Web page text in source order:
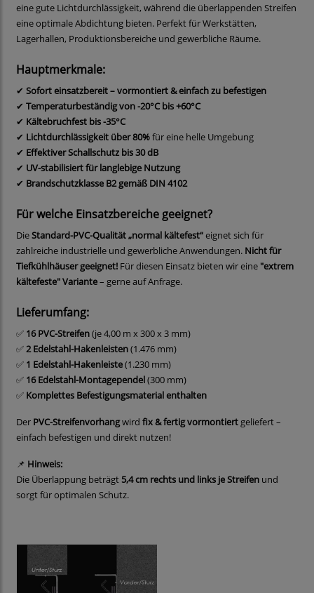
eine gute Lichtdurchlässigkeit, während die überlappenden Streifen
eine optimale Abdichtung bieten. Perfekt für Werkstätten,
Lagerhallen, Produktionsbereiche und gewerbliche Räume.
Hauptmerkmale:
✔ Sofort einsatzbereit – vormontiert & einfach zu befestigen
✔ Temperaturbeständig von -20°C bis +60°C
✔ Kältebruchfest bis -35°C
✔ Lichtdurchlässigkeit über 80%für eine helle Umgebung
✔ Effektiver Schallschutz bis 30 dB
✔ UV-stabilisiert für langlebige Nutzung
✔ Brandschutzklasse B2 gemäß DIN 4102
Für welche Einsatzbereiche geeignet?
DieStandard-PVC-Qualität „normal kältefest“eignet sich für
zahlreiche industrielle und gewerbliche Anwendungen. Nicht für
Tiefkühlhäuser geeignet! Für diesen Einsatz bieten wir eine "extrem
kältefeste" Variante– gerne auf Anfrage.
Lieferumfang:
✅ 16 PVC-Streifen(je 4,00 m x 300 x 3 mm)
✅2 Edelstahl-Hakenleisten(1.476 mm)
✅ 1 Edelstahl-Hakenleiste(1.230 mm)
✅ 16 Edelstahl-Montagependel(300 mm)
✅ Komplettes Befestigungsmaterial enthalten
Der PVC-Streifenvorhangwird fix & fertig vormontiert geliefert –
einfach befestigen und direkt nutzen!
📌 Hinweis:
Die Überlappung beträgt 5,4 cm rechts und links je Streifen und
sorgt für optimalen Schutz.